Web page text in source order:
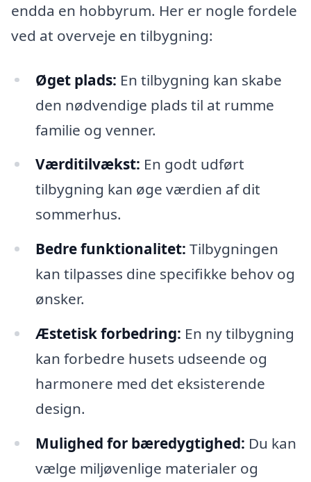
endda en hobbyrum. Her er nogle fordele
ved at overveje en tilbygning:
Øget plads: En tilbygning kan skabe
den nødvendige plads til at rumme
familie og venner.
Værditilvækst: En godt udført
tilbygning kan øge værdien af dit
sommerhus.
Bedre funktionalitet: Tilbygningen
kan tilpasses dine specifikke behov og
ønsker.
Æstetisk forbedring: En ny tilbygning
kan forbedre husets udseende og
harmonere med det eksisterende
design.
Mulighed for bæredygtighed: Du kan
vælge miljøvenlige materialer og